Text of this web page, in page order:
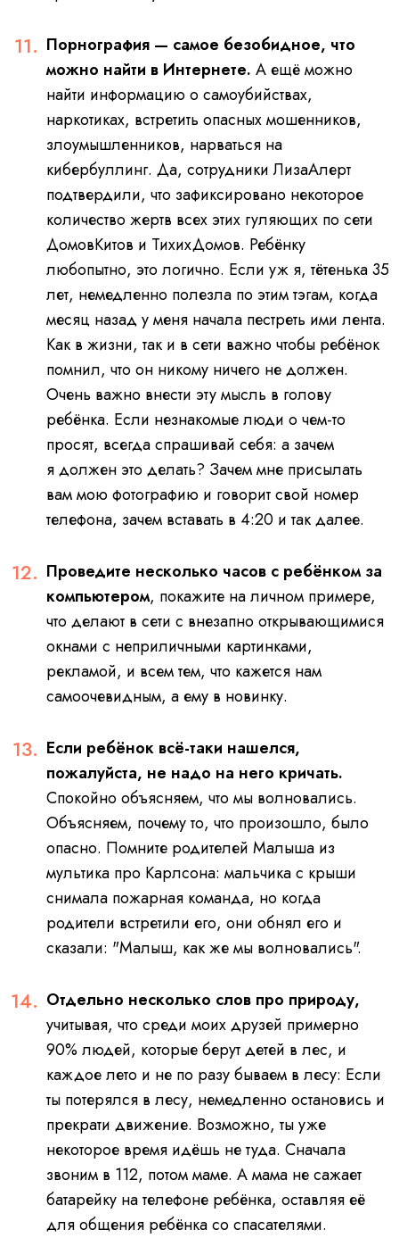
Порнография — самое безобидное, что
можно найти в Интернете. А ещё можно
найти информацию о самоубийствах,
наркотиках, встретить опасных мошенников,
злоумышленников, нарваться на
кибербуллинг. Да, сотрудники ЛизаАлерт
подтвердили, что зафиксировано некоторое
количество жертв всех этих гуляющих по сети
ДомовКитов и ТихихДомов. Ребёнку
любопытно, это логично. Если уж я, тётенька 35
лет, немедленно полезла по этим тэгам, когда
месяц назад у меня начала пестреть ими лента.
Как в жизни, так и в сети важно чтобы ребёнок
помнил, что он никому ничего не должен.
Очень важно внести эту мысль в голову
ребёнка. Если незнакомые люди о чем-то
просят, всегда спрашивай себя: а зачем
я должен это делать? Зачем мне присылать
вам мою фотографию и говорит свой номер
телефона, зачем вставать в 4:20 и так далее.
Проведите несколько часов с ребёнком за
компьютером, покажите на личном примере,
что делают в сети с внезапно открывающимися
окнами с неприличными картинками,
рекламой, и всем тем, что кажется нам
самоочевидным, а ему в новинку.
Если ребёнок всё-таки нашелся,
пожалуйста, не надо на него кричать.
Спокойно объясняем, что мы волновались.
Объясняем, почему то, что произошло, было
опасно. Помните родителей Малыша из
мультика про Карлсона: мальчика с крыши
снимала пожарная команда, но когда
родители встретили его, они обнял его и
сказали: "Малыш, как же мы волновались".
Отдельно несколько слов про природу,
учитывая, что среди моих друзей примерно
90% людей, которые берут детей в лес, и
каждое лето и не по разу бываем в лесу: Если
ты потерялся в лесу, немедленно остановись и
прекрати движение. Возможно, ты уже
некоторое время идёшь не туда. Сначала
звоним в 112, потом маме. А мама не сажает
батарейку на телефоне ребёнка, оставляя её
для общения ребёнка со спасателями.